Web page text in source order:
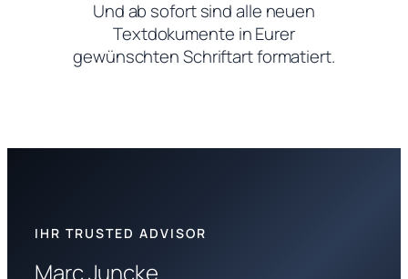
Und ab sofort sind alle neuen
Textdokumente in Eurer
gewünschten Schriftart formatiert.
IHR TRUSTED ADVISOR
Marc Juncke